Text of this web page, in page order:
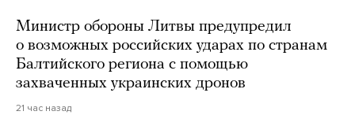
Министр обороны Литвы предупредил
о возможных российских ударах по странам
Балтийского региона с помощью
захваченных украинских дронов
21 час назад